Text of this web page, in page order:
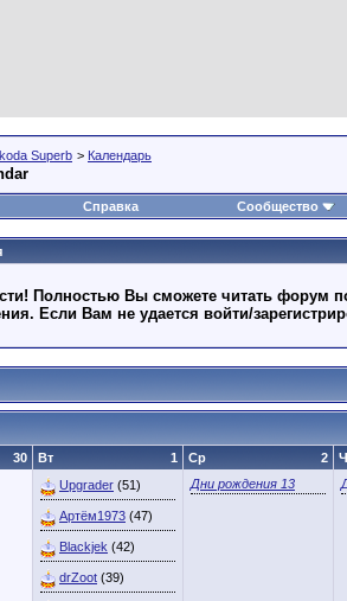
Superb > Календарь
Справка Сообщество
Полностью Вы сможете читать форум
Если Вам не удается войти/
30 1
Вт
Upgrader (51)
Артём1973 (47)
Blackjek (42)
drZoot (39)
2
Ср
Дни рождения 13